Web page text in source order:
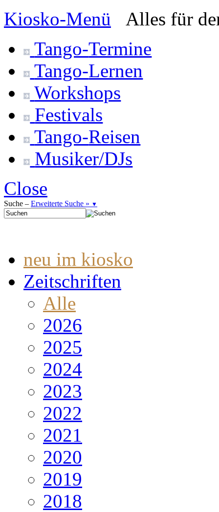
Kiosko-Menü
Alles für
Tango-Termine
Tango-Lernen
Workshops
Festivals
Tango-Reisen
Musiker/DJs
Close
Suche – Erweiterte Suche » ▼
neu im kiosko
Zeitschriften
Alle
2026
2025
2024
2023
2022
2021
2020
2019
2018